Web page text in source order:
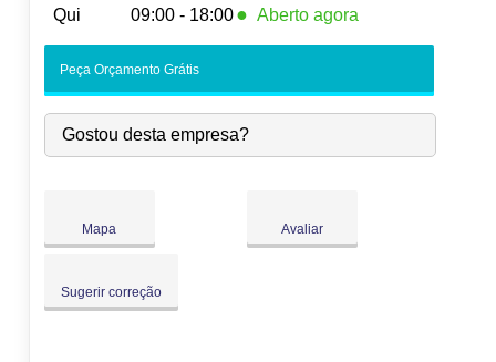
Qui
09:00 - 18:00 ● Aberto agora
-
Qua:
09:00-18:00
Qui:
09:00-18:00 ●
Peça Orçamento Grátis
Gostou desta empresa?
Mapa Avaliar
Sugerir correção